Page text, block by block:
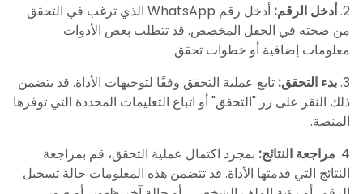
2. أدخل الرقم:
أدخل رقم WhatsApp الذي ترغب في التحقق
من صحته في الحقل المخصص. قد تتطلب بعض الأدوات
معلومات إضافية أو خطوات تحقق.
3. بدء التحقق: تابع عملية التحقق وفقًا لتوجيهات الأداة. قد يتضمن
ذلك النقر على زر "التحقق" أو اتباع التعليمات المحددة التي توفرها
المنصة.
4. مراجعة النتائج: بمجرد اكتمال عملية التحقق، قم بمراجعة
النتائج التي قدمتها الأداة. قد تتضمن هذه المعلومات حالة تسجيل